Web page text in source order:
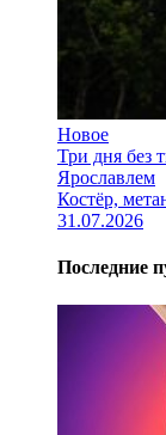
Новое
Три дня без
Ярославлем
Костёр,
31.07.2026
Последние